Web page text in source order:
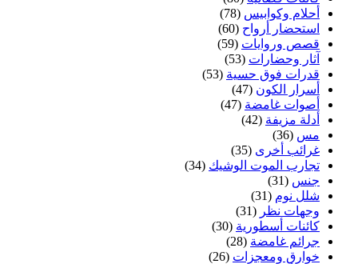
أحلام وكوابيس (78)
استحضار أرواح (60)
قصص وروايات (59)
آثار وحضارات (53)
قدرات فوق حسية (53)
أسرار الكون (47)
أصوات غامضة (47)
أدلة مزيفة (42)
مس (36)
غرائب أخرى (35)
تجارب الموت الوشيك (34)
جنس (31)
شلل نوم (31)
وجهات نظر (31)
كائنات أسطورية (30)
جرائم غامضة (28)
خوارق ومعجزات (26)